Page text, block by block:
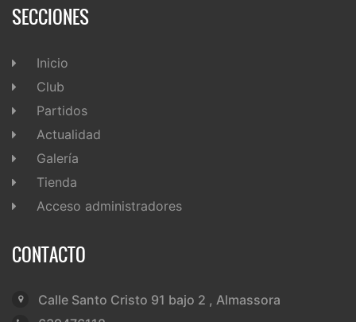
SECCIONES
Inicio
Club
Partidos
Actualidad
Galería
Tienda
Acceso administradores
CONTACTO
Calle Santo Cristo 91 bajo 2 , Almassora